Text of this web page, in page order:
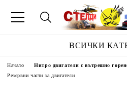
ВСИЧКИ
Начало
Нитро двигатели с вътрешно
Резервни части за двигатели